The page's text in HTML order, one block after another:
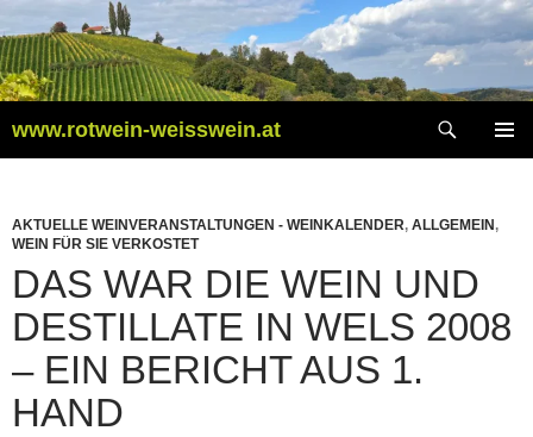
Inhalt
springen
www.rotwein-weisswein.at
AKTUELLE WEINVERANSTALTUNGEN - WEINKALENDER, ALLGEMEIN ,
WEIN FÜR SIE VERKOSTET
DAS WAR DIE WEIN UND
DESTILLATE IN WELS 2008
– EIN BERICHT AUS 1.
HAND